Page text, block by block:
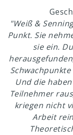
"Weiß &
Punkt. Sie
sie ein.
Und die
Teilnehmer
kriegen nicht
Arbeit